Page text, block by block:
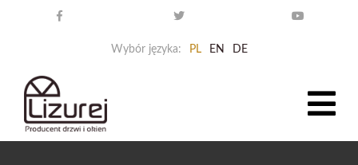
Wybór języka: PL EN DE